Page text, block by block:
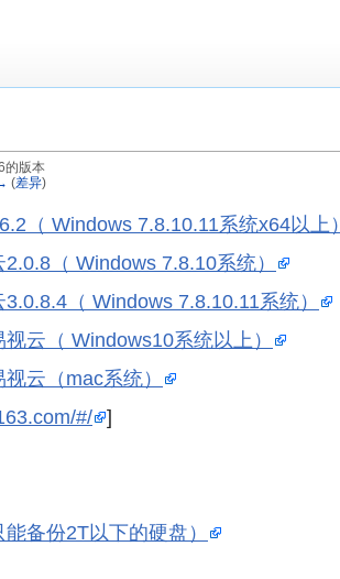
的版本
(差异)
（ Windows 7.8.10.11系统x64以上）
（ Windows 7.8.10系统）
（ Windows 7.8.10.11系统）
云（ Windows10系统以上）
云（mac系统）
#/
]
备份2T以下的硬盘）